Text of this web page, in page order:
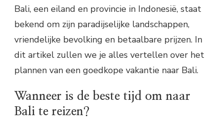
Bali, een eiland en provincie in Indonesië, staat
bekend om zijn paradijselijke landschappen,
vriendelijke bevolking en betaalbare prijzen. In
dit artikel zullen we je alles vertellen over het
plannen van een goedkope vakantie naar Bali.
Wanneer is de beste tijd om naar
Bali te reizen?